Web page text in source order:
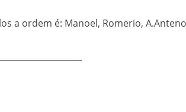
a ordem é: Manoel, Romerio,